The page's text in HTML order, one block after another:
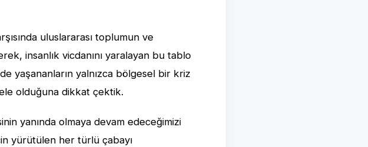
uluslararası toplumun ve
insanlık vicdanını yaralayan bu tablo
yaşananların yalnızca bölgesel bir kriz
olduğuna dikkat çektik.
yanında olmaya devam edeceğimizi
yürütülen her türlü çabayı